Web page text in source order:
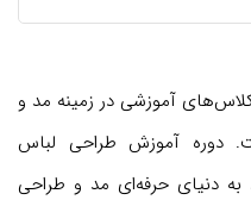
آموزشی در زمینه مد و
دوره آموزش طراحی لباس
دنیای حرفه‌ای مد و طراحی